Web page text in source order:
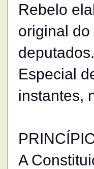
Rebelo
original
Especial
instantes,
A